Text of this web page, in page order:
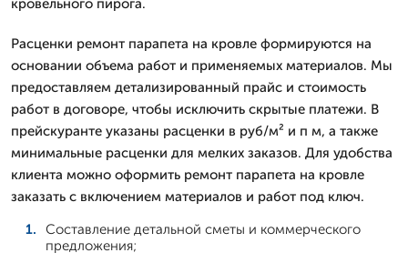
кровельного пирога.
Расценки ремонт парапета на кровле формируются на
основании объема работ и применяемых материалов. Мы
предоставляем детализированный прайс и стоимость
работ в договоре, чтобы исключить скрытые платежи. В
прейскуранте указаны расценки в руб/м² и п м, а также
минимальные расценки для мелких заказов. Для удобства
клиента можно оформить ремонт парапета на кровле
заказать с включением материалов и работ под ключ.
Составление детальной сметы и коммерческого
предложения;